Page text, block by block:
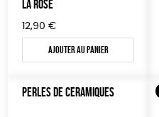
LA ROSE
12,90 €
Ajouter au panier
PERLES DE CERAMIQUES